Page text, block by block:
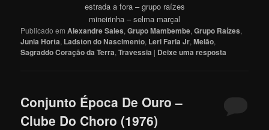
estrada a fora – grupo raízes
mineirinha – selma marçal
Publicado em Alexandre Sales,Grupo Mambembe,Grupo Raízes,
Junia Horta, Ladston do Nascimento, Leri Faria Jr,Melão,
Sagraddo Coração da Terra,Travessia | Deixe uma resposta
Conjunto Época De Ouro –
Clube Do Choro (1976)